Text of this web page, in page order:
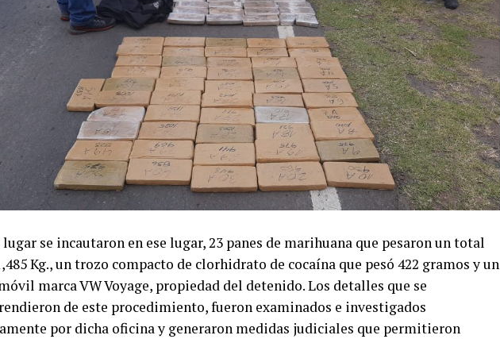
lugar se incautaron en ese lugar, 23 panes de marihuana que pesaron un total
Kg., un trozo compacto de clorhidrato de cocaína que pesó 422 gramos y un
marca VW Voyage, propiedad del detenido. Los detalles que se
de este procedimiento, fueron examinados e investigados
por dicha oficina y generaron medidas judiciales que permitieron